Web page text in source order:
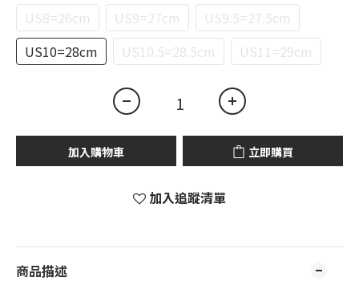
US8=26cm US9=27cm
US9.5=27.5cm
US10=28cm
US10.5=28.5cm US11=29cm
加入購物車 立即購買
加入追蹤清單
商品描述